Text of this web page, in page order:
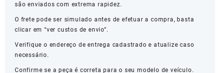
são enviados com extrema rapidez.
O frete pode ser simulado antes de efetuar a compra, basta
clicar em “ver custos de envio”.
Verifique o endereço de entrega cadastrado e atualize caso
necessário.
Confirme se a peça é correta para o seu modelo de veículo.